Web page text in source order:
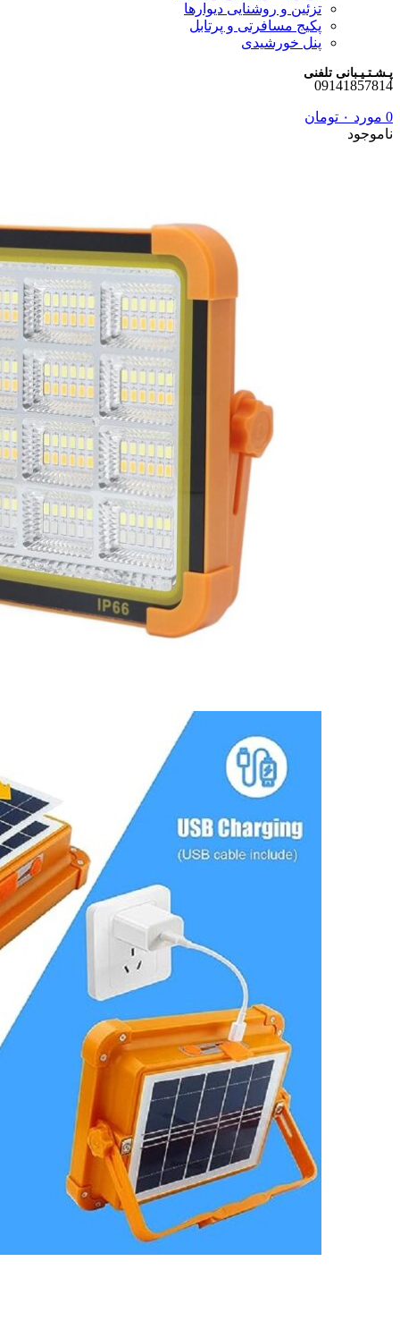
تزئین و روشنایی دیوارها
پکیج مسافرتی و پرتابل
پنل خورشیدی
پـشـتـیـبانی تلفنی
09141857814
0 مورد ۰ تومان
ناموجود